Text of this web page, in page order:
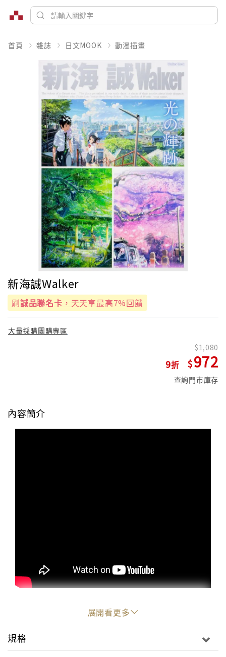
首頁 雜誌 日文MOOK 動漫插畫
新海誠Walker
刷誠品聯名卡 ，天天享最高7%回饋
大量採購團購專區
9
1,080
972
查詢門市庫存
內容簡介
亞馬遜讀者滿分推薦，情報滿載的新海誠特集！
展開看更多
規格